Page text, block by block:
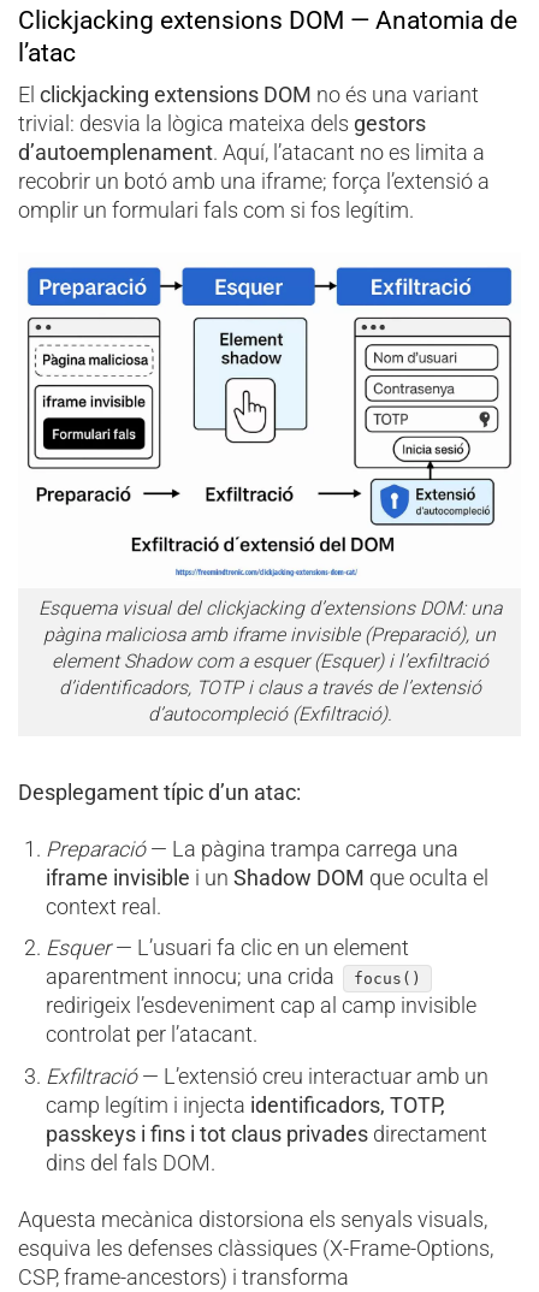
Clickjacking extensions DOM — Anatomia de
l’atac
El clickjacking extensions DOM no és una variant
trivial: desvia la lògica mateixa dels gestors
d’autoemplenament. Aquí, l’atacant no es limita a
recobrir un botó amb una iframe; força l’extensió a
omplir un formulari fals com si fos legítim.
Esquema visual del clickjacking d’extensions DOM: una
pàgina maliciosa amb iframe invisible (Preparació), un
element Shadow com a esquer (Esquer) i l’exfiltració
d’identificadors, TOTP i claus a través de l’extensió
d’autocompleció (Exfiltració).
Desplegament típic d’un atac:
Preparació— La pàgina trampa carrega una
iframe invisible i un Shadow DOM que oculta el
context real.
Esquer— L’usuari fa clic en un element
aparentment innocu; una crida
focus()
redirigeix l’esdeveniment cap al camp invisible
controlat per l’atacant.
Exfiltració— L’extensió creu interactuar amb un
camp legítim i injecta identificadors, TOTP,
passkeys i fins i tot claus privadesdirectament
dins del fals DOM.
Aquesta mecànica distorsiona els senyals visuals,
esquiva les defenses clàssiques (X-Frame-Options,
CSP, frame-ancestors) i transforma